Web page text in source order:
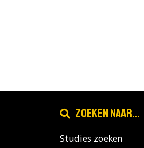
Zoeken naar...
Studies zoeken